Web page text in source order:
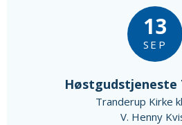
13
SEP
Høstgudstjeneste
Tranderup Kirke
V. Henny